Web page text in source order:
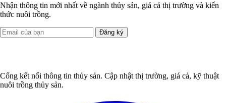
Nhận thông tin mới nhất về ngành thủy sản, giá cả thị trường và kiến
thức nuôi trồng.
Đăng ký
Cổng kết nối thông tin thủy sản. Cập nhật thị trường, giá cả, kỹ thuật
nuôi trồng thủy sản.